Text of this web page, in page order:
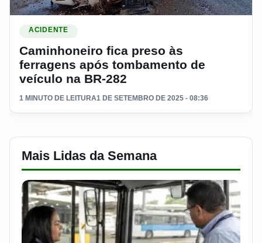
ACIDENTE
Caminhoneiro fica preso às
ferragens após tombamento de
veículo na BR-282
1 MINUTO DE LEITURA1 DE SETEMBRO DE 2025 - 08:36
Mais Lidas da Semana